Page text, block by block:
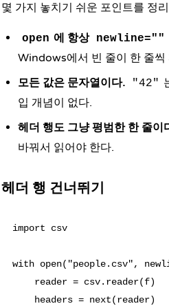
몇 가지 놓치기 쉬운 포인트를 정
open 에 항상 newline=""
Windows에서 빈 줄이 한 줄씩
모든 값은 문자열이다.
"42"
입 개념이 없다.
헤더 행도 그냥 평범한 한 줄이
바꿔서 읽어야 한다.
헤더 행 건너뛰기
import csv
with open("people.csv",
    reader = csv.reader(f)
headers = next(reader)